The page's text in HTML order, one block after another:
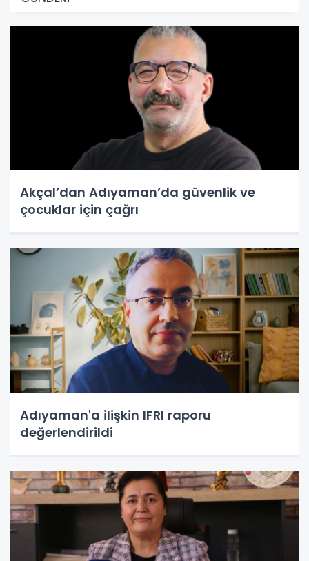
Akçal’dan Adıyaman’da güvenlik ve
çocuklar için çağrı
Adıyaman'a ilişkin IFRI raporu
değerlendirildi